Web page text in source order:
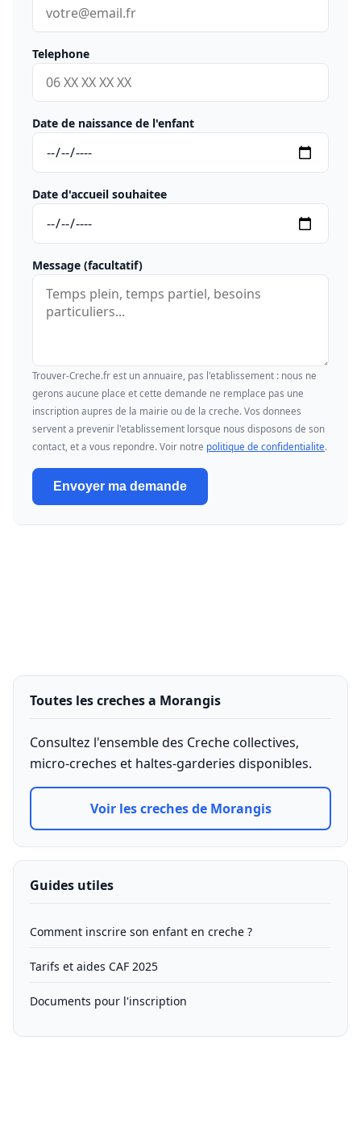
Telephone
Date de naissance de l'enfant
Date d'accueil souhaitee
Message (facultatif)
Trouver-Creche.fr est un annuaire, pas l'etablissement : nous ne
gerons aucune place et cette demande ne remplace pas une
inscription aupres de la mairie ou de la creche. Vos donnees
servent a prevenir l'etablissement lorsque nous disposons de son
contact, et a vous repondre. Voir notre politique de confidentialite.
Envoyer ma demande
Toutes les creches a Morangis
Consultez l'ensemble des Creche collectives,
micro-creches et haltes-garderies disponibles.
Voir les creches de Morangis
Guides utiles
Comment inscrire son enfant en creche ?
Tarifs et aides CAF 2025
Documents pour l'inscription